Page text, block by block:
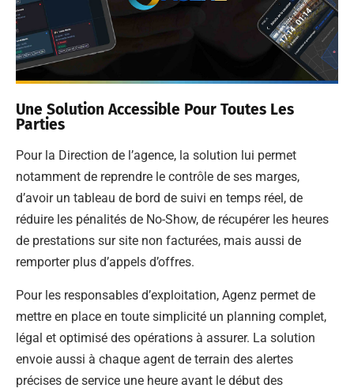
Une Solution Accessible Pour Toutes Les
Parties
Pour la Direction de l’agence, la solution lui permet
notamment de reprendre le contrôle de ses marges,
d’avoir un tableau de bord de suivi en temps réel, de
réduire les pénalités de No-Show, de récupérer les heures
de prestations sur site non facturées, mais aussi de
remporter plus d’appels d’offres.
Pour les responsables d’exploitation, Agenz permet de
mettre en place en toute simplicité un planning complet,
légal et optimisé des opérations à assurer. La solution
envoie aussi à chaque agent de terrain des alertes
précises de service une heure avant le début des